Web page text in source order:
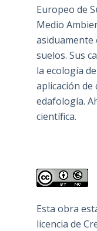
Europeo de
Medio
asiduamente
suelos. Sus
la ecología
aplicación de
edafología.
científica.
Esta obra
licencia de